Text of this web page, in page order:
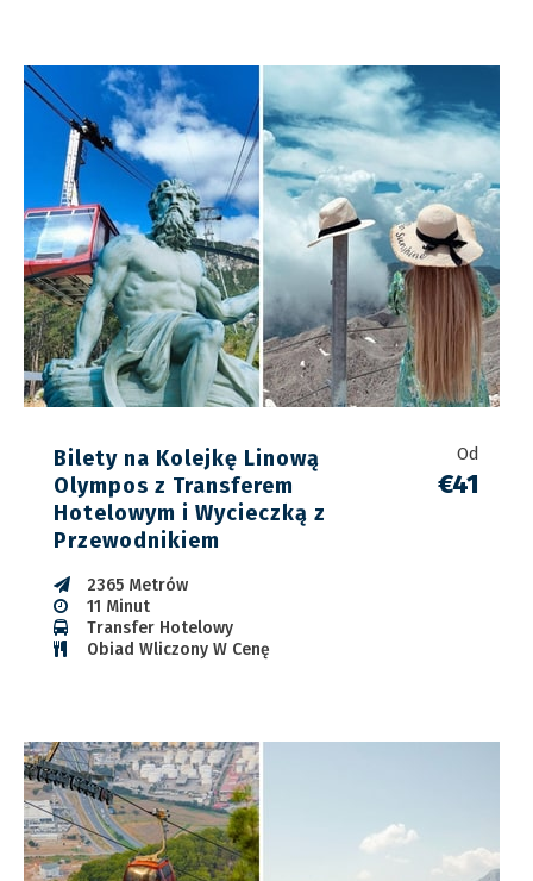
Bilety na Kolejkę Linową
Olympos z Transferem
Hotelowym i Wycieczką z
Przewodnikiem
Od
€41
2365 Metrów
11 Minut
Transfer Hotelowy
Obiad Wliczony W Cenę